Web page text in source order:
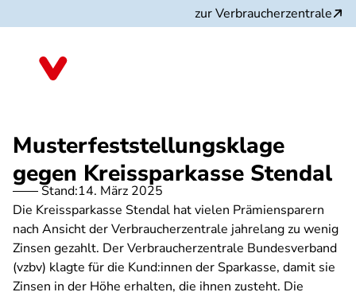
zum
zur Verbraucherzentrale
Musterfeststellungsklage
gegen Kreissparkasse Stendal
Stand:14. März 2025
Die Kreissparkasse Stendal hat vielen Prämiensparern
nach Ansicht der Verbraucherzentrale jahrelang zu wenig
Zinsen gezahlt. Der Verbraucherzentrale Bundesverband
(vzbv) klagte für die Kund:innen der Sparkasse, damit sie
Zinsen in der Höhe erhalten, die ihnen zusteht. Die